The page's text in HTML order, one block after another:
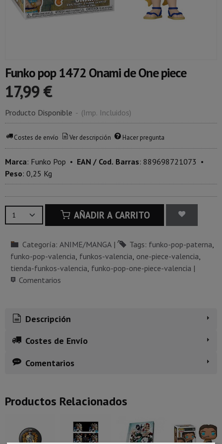
Funko pop 1472 Onami de One piece
17,99 €
Producto Disponible - (Imp. Incluidos)
Costes de envío Ver descripción Hacer pregunta
Marca: Funko Pop • EAN / Cod. Barras: 889698721073 •
Peso: 0,25 Kg
AÑADIR A CARRITO
Categoría: ANIME/MANGA | Tags: funko-pop-paterna
funko-pop-valencia funkos-valencia one-piece-valencia
tienda-funkos-valencia funko-pop-one-piece-valencia |
Comentarios
Descripción
Costes de Envío
Comentarios
Productos Relacionados